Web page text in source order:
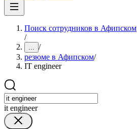
Поиск сотрудников в Афипском
/
... /
резюме в Афипском/
IT engineer
it engineer